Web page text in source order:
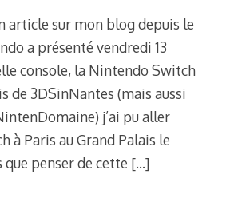
article sur mon blog depuis le
a présenté vendredi 13
console, la Nintendo Switch
de 3DSinNantes (mais aussi
j’ai pu aller
à Paris au Grand Palais le
que penser de cette […]